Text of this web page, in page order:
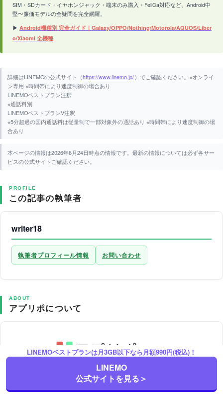
SIM・SDカード・イヤホンジャック・端末のみ購入・FeliCa対応など、Android中
堅〜廉価モデルの全疑問を完全網羅。
▶ Android機種別 完全ガイド｜Galaxy/OPPO/Nothing/Motorola/AQUOS/Liber
o/Xiaomi 全機種
詳細はLINEMOの公式サイト（https://www.linemo.jp/）でご確認ください。※オンライ
ン専用 ※時間帯により速度制御の場合あり
LINEMOベストプラン注釈
※通話料別
LINEMOベストプランV注釈
※5分超過の国内通話料は従量制で一部対象外の通話あり ※時間帯により速度制御の場
合あり
本ページの情報は2026年6月24日時点の情報です。最新の情報については必ず各サー
ビスの公式サイトご確認ください。
PROFILE
この記事の執筆者
writer18
執筆者プロフィール情報 お問い合わせ
ABOUT
アプリポについて
アプリポはスマホ端末や有名アプリ、モバイルSIMやネット回線を上
手に活用するために役立つTipsを提供するWebサイトです。
LINEMOベストプランは月3GB以下なら月額990円(税込)！
LINEMO
公式サイトを見る＞